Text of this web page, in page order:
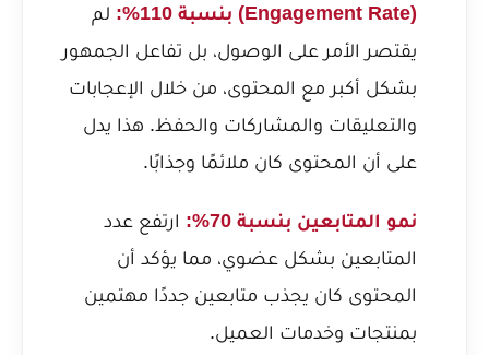
(Engagement Rate) بنسبة 110%:
لم
يقتصر الأمر على الوصول، بل تفاعل الجمهور
بشكل أكبر مع المحتوى، من خلال الإعجابات
والتعليقات والمشاركات والحفظ. هذا يدل
على أن المحتوى كان ملائمًا وجذابًا.
نمو المتابعين بنسبة 70%:
ارتفع عدد
المتابعين بشكل عضوي، مما يؤكد أن
المحتوى كان يجذب متابعين جددًا مهتمين
بمنتجات وخدمات العميل.